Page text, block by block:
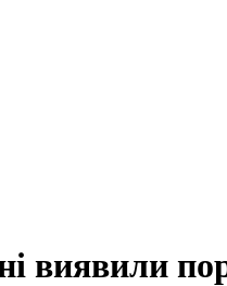
виявили